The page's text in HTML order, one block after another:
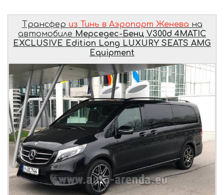
Трансфер из Тинь в Аэропорт Женева на
автомобиле Мерседес-Бенц V300d 4MATIC
EXCLUSIVE Edition Long LUXURY SEATS AMG
Equipment